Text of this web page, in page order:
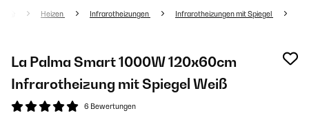
Heizen Infrarotheizungen Infrarotheizungen mit Spiegel
La Palma Smart 1000W 120x60cm
Infrarotheizung mit Spiegel Weiß
6 Bewertungen